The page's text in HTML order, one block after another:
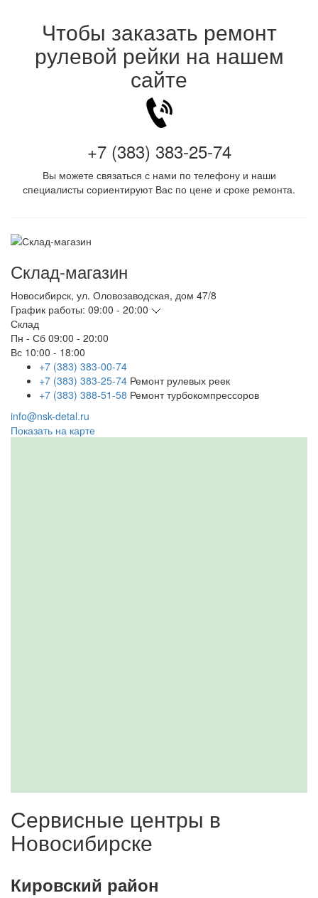
Чтобы заказать ремонт
рулевой рейки на нашем
сайте
+7 (383) 383-25-74
Вы можете связаться с нами по телефону и наши
специалисты сориентируют Вас по цене и сроке ремонта.
Склад-магазин
Новосибирск, ул. Оловозаводская, дом 47/8
График работы: 09:00 - 20:00
Склад
Пн - Сб 09:00 - 20:00
Вс 10:00 - 18:00
+7 (383) 383-00-74
+7 (383) 383-25-74 Ремонт рулевых реек
+7 (383) 388-51-58 Ремонт турбокомпрессоров
info@nsk-detal.ru
Показать на карте
Сервисные центры в
Новосибирске
Кировский район